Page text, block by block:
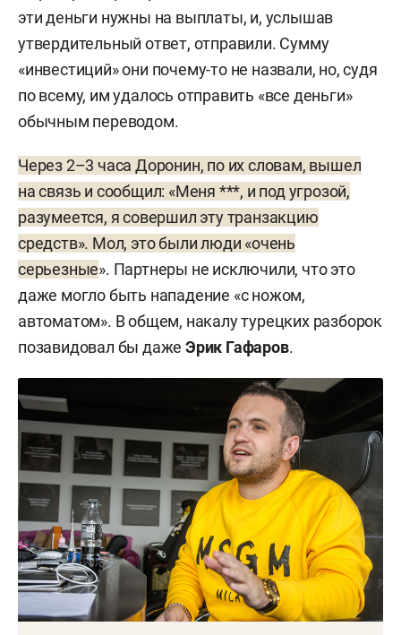
эти деньги нужны на выплаты, и, услышав
утвердительный ответ, отправили. Сумму
«инвестиций» они почему-то не назвали, но, судя
по всему, им удалось отправить «все деньги»
обычным переводом.
Через 2–3 часа Доронин, по их словам, вышел
на связь и сообщил: «Меня ***, и под угрозой,
разумеется, я совершил эту транзакцию
средств». Мол, это были люди «очень
серьезные». Партнеры не исключили, что это
даже могло быть нападение «с ножом,
автоматом». В общем, накалу турецких разборок
позавидовал бы дажеЭрик Гафаров.